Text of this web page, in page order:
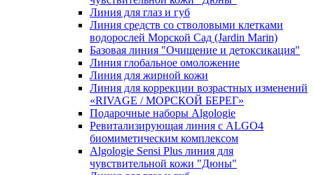
Линия для глаз и губ
Линия средств со стволовыми клетками
водорослей Морской Сад (Jardin Marin)
Базовая линия "Очищение и детоксикация"
Линия глобальное омоложение
Линия для жирной кожи
Линия для коррекции возрастных изменений
«RIVAGE / МОРСКОЙ БЕРЕГ»
Подарочные наборы Algologie
Ревитализирующая линия с ALGO4
биомиметическим комплексом
Algologie Sensi Plus линия для
чувcтвительной кожи "Дюны"